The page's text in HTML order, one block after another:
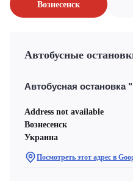
Вознесенск
Автобусные
Автобусная остановка
Address not available
Вознесенск
Украина
Посмотреть этот адрес в